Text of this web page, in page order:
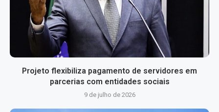
Projeto flexibiliza pagamento de servidores em
parcerias com entidades sociais
9 de julho de 2026